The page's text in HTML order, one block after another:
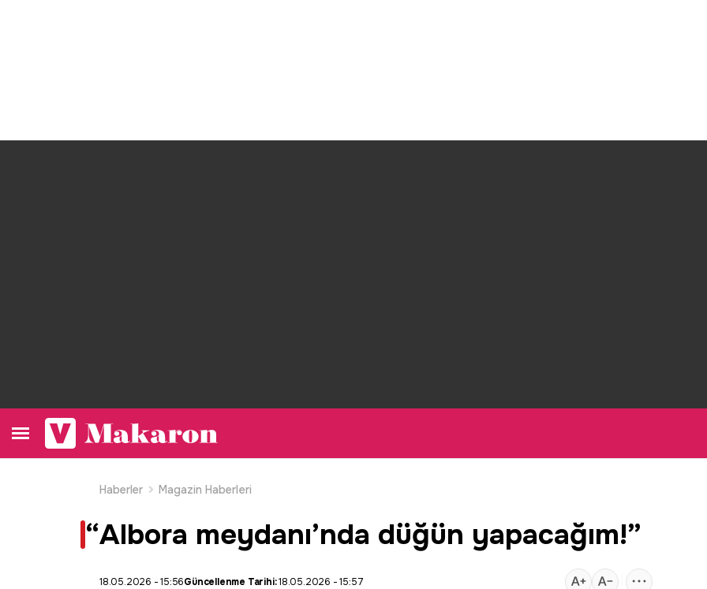
Haberler Magazin Haberleri
“Albora meydanı’nda düğün yapacağım!”
18.05.2026 - 15:56Güncellenme Tarihi:18.05.2026 - 15:57